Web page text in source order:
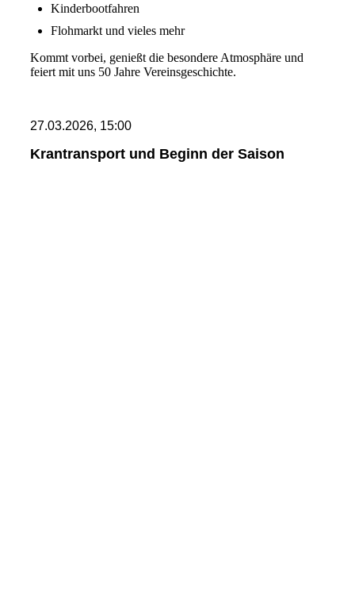
Kinderbootfahren
Flohmarkt und vieles mehr
Kommt vorbei, genießt die besondere Atmosphäre und
feiert mit uns 50 Jahre Vereinsgeschichte.
27.03.2026, 15:00
Krantransport und Beginn der Saison